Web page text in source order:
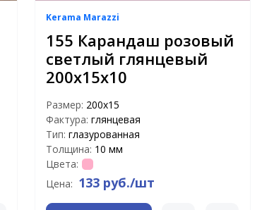
Kerama Marazzi
155 Карандаш розовый
светлый глянцевый
200х15х10
Размер: 200х15
Фактура: глянцевая
Тип: глазурованная
Толщина: 10 мм
Цвета:
Цена: 133 руб./шт